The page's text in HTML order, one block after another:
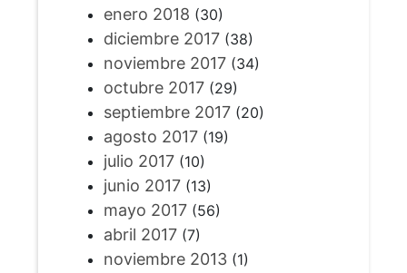
enero 2018 (30)
diciembre 2017(38)
noviembre 2017(34)
octubre 2017(29)
septiembre 2017(20)
agosto 2017(19)
julio 2017(10)
junio 2017(13)
mayo 2017(56)
abril 2017(7)
noviembre 2013(1)